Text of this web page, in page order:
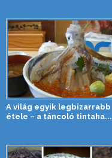
A világ egyik legbizarrabb
étele – a táncoló tintaha...